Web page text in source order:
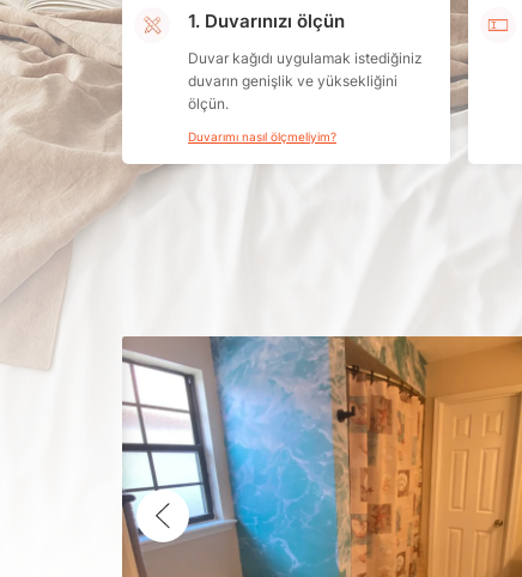
1. Duvarınızı ölçün
Duvar kağıdı uygulamak istediğiniz
duvarın genişlik ve yüksekliğini
ölçün.
Duvarımı nasıl ölçmeliyim?